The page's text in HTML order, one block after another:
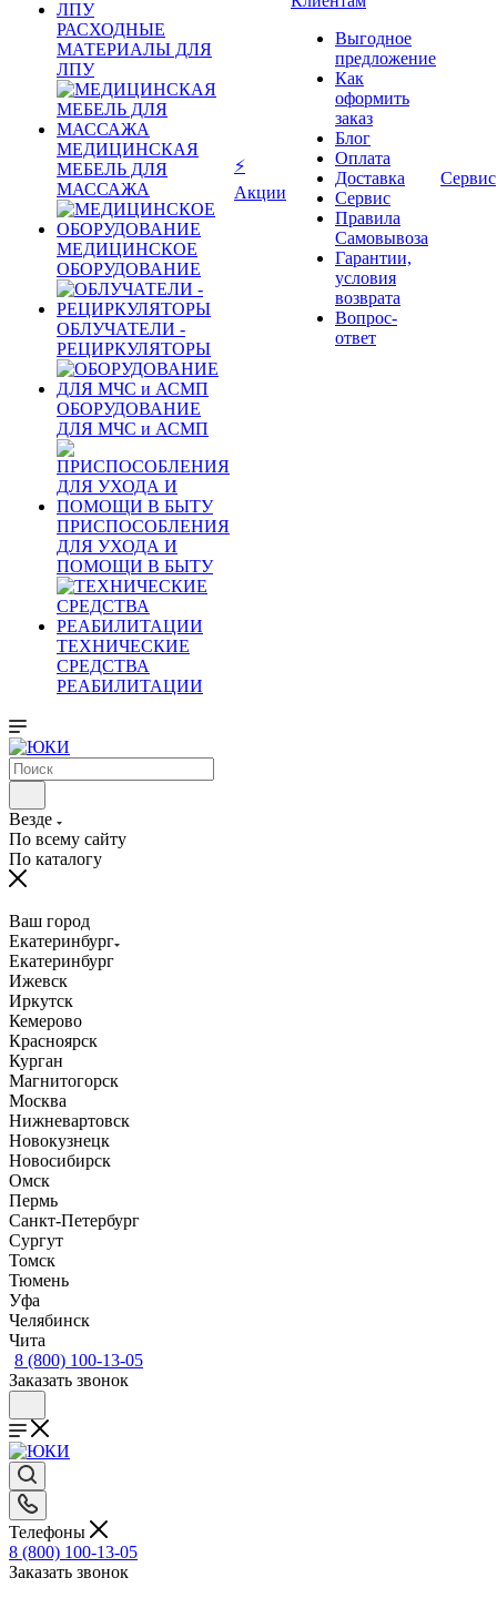
РАСХОДНЫЕ
МАТЕРИАЛЫ ДЛЯ
ЛПУ
МЕДИЦИНСКАЯ
МЕБЕЛЬ ДЛЯ
МАССАЖА
МЕДИЦИНСКОЕ
ОБОРУДОВАНИЕ
ОБЛУЧАТЕЛИ -
РЕЦИРКУЛЯТОРЫ
ОБОРУДОВАНИЕ
ДЛЯ МЧС и АСМП
ПРИСПОСОБЛЕНИЯ
ДЛЯ УХОДА И
ПОМОЩИ В БЫТУ
ТЕХНИЧЕСКИЕ
СРЕДСТВА
РЕАБИЛИТАЦИИ
⚡
Акции
Выгодное
предложение
Как
оформить
заказ
Блог
Оплата
Доставка
Сервис
Правила
Самовывоза
Гарантии,
условия
возврата
Вопрос-
ответ
Сервис
Везде
По всему сайту
По каталогу
Ваш город
Екатеринбург
Екатеринбург
Ижевск
Иркутск
Кемерово
Красноярск
Курган
Магнитогорск
Москва
Нижневартовск
Новокузнецк
Новосибирск
Омск
Пермь
Санкт-Петербург
Сургут
Томск
Тюмень
Уфа
Челябинск
Чита
8 (800) 100-13-05
Заказать звонок
Телефоны
8 (800) 100-13-05
Заказать звонок